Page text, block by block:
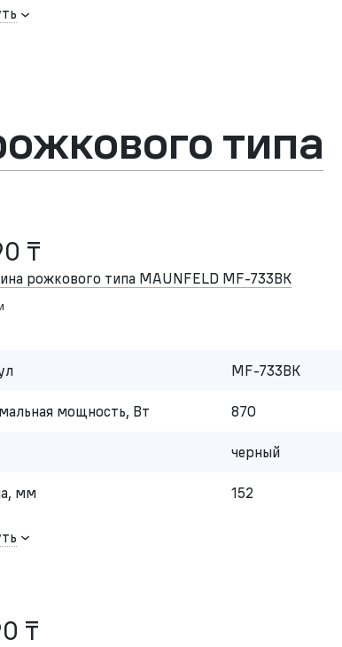
типа
₸
рожкового типа MAUNFELD MF-733BK
MF-733BK
мощность, Вт 870
черный
мм 152
₸